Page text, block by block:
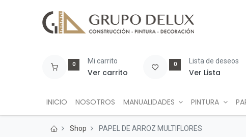
0 Mi carrito
Ver carrito
0 Lista de deseos
Ver Lista
INICIO NOSOTROS MANUALIDADES PINTURA
Shop PAPEL DE ARROZ MULTIFLORES